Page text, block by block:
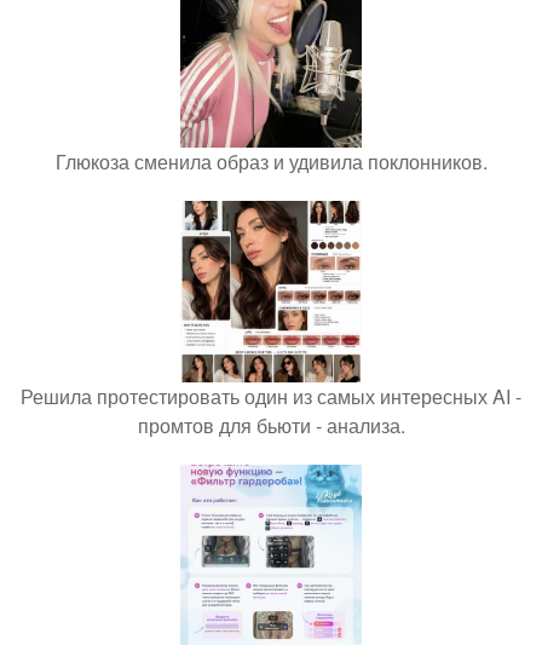
Глюкоза сменила образ и удивила поклонников.
Решила протестировать один из самых интересных AI -
промтов для бьюти - анализа.